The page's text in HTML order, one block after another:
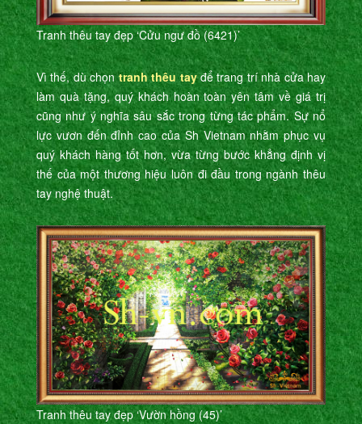
Tranh thêu tay đẹp ‘Cửu ngư đồ (6421)’
Vì thế, dù chọntranh thêu tay để trang trí nhà cửa hay
làm quà tặng, quý khách hoàn toàn yên tâm về giá trị
cũng như ý nghĩa sâu sắc trong từng tác phẩm. Sự nổ
lực vươn đến đỉnh cao của Sh Vietnam nhằm phục vụ
quý khách hàng tốt hơn, vừa từng bước khẳng định vị
thế của một thương hiệu luôn đi đầu trong ngành thêu
tay nghệ thuật.
Tranh thêu tay đẹp ‘Vườn hồng (45)’